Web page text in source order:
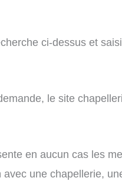
ci-dessus et
le site
en aucun cas les
une chapellerie,